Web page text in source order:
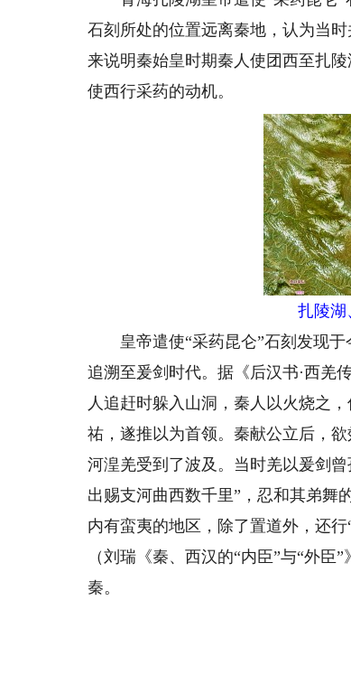
石刻所处的位置远离秦地，认为当
来说明秦始皇时期秦人使团西至扎
使西行采药的动机。
扎陵湖
皇帝遣使“采药昆仑”石刻发现于
追溯至爰剑时代。据《后汉书·西羌
人追赶时躲入山洞，秦人以火烧之
祐，遂推以为首领。秦献公立后，
河湟羌受到了波及。当时羌以爰剑
出赐支河曲西数千里”，忍和其弟舞
内有蛮夷的地区，除了置道外，还
（刘瑞《秦、西汉的“内臣”与“外
秦。